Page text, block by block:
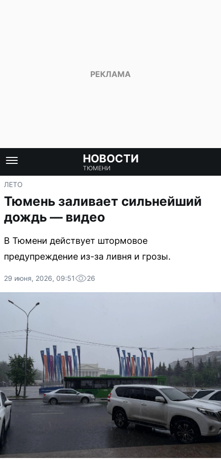
НОВОСТИ
ТЮМЕНИ
ЛЕТО
Тюмень заливает сильнейший
дождь — видео
В Тюмени действует штормовое
предупреждение из-за ливня и грозы.
29 июня, 2026, 09:51 26